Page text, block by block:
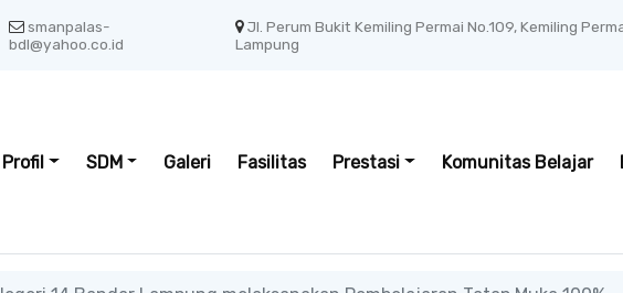
smanpalas-
bdl@yahoo.co.id
Jl. Perum Bukit Kemiling Permai No.109, Kemiling
Lampung
Profil SDM Galeri Fasilitas Prestasi Komunitas Belajar